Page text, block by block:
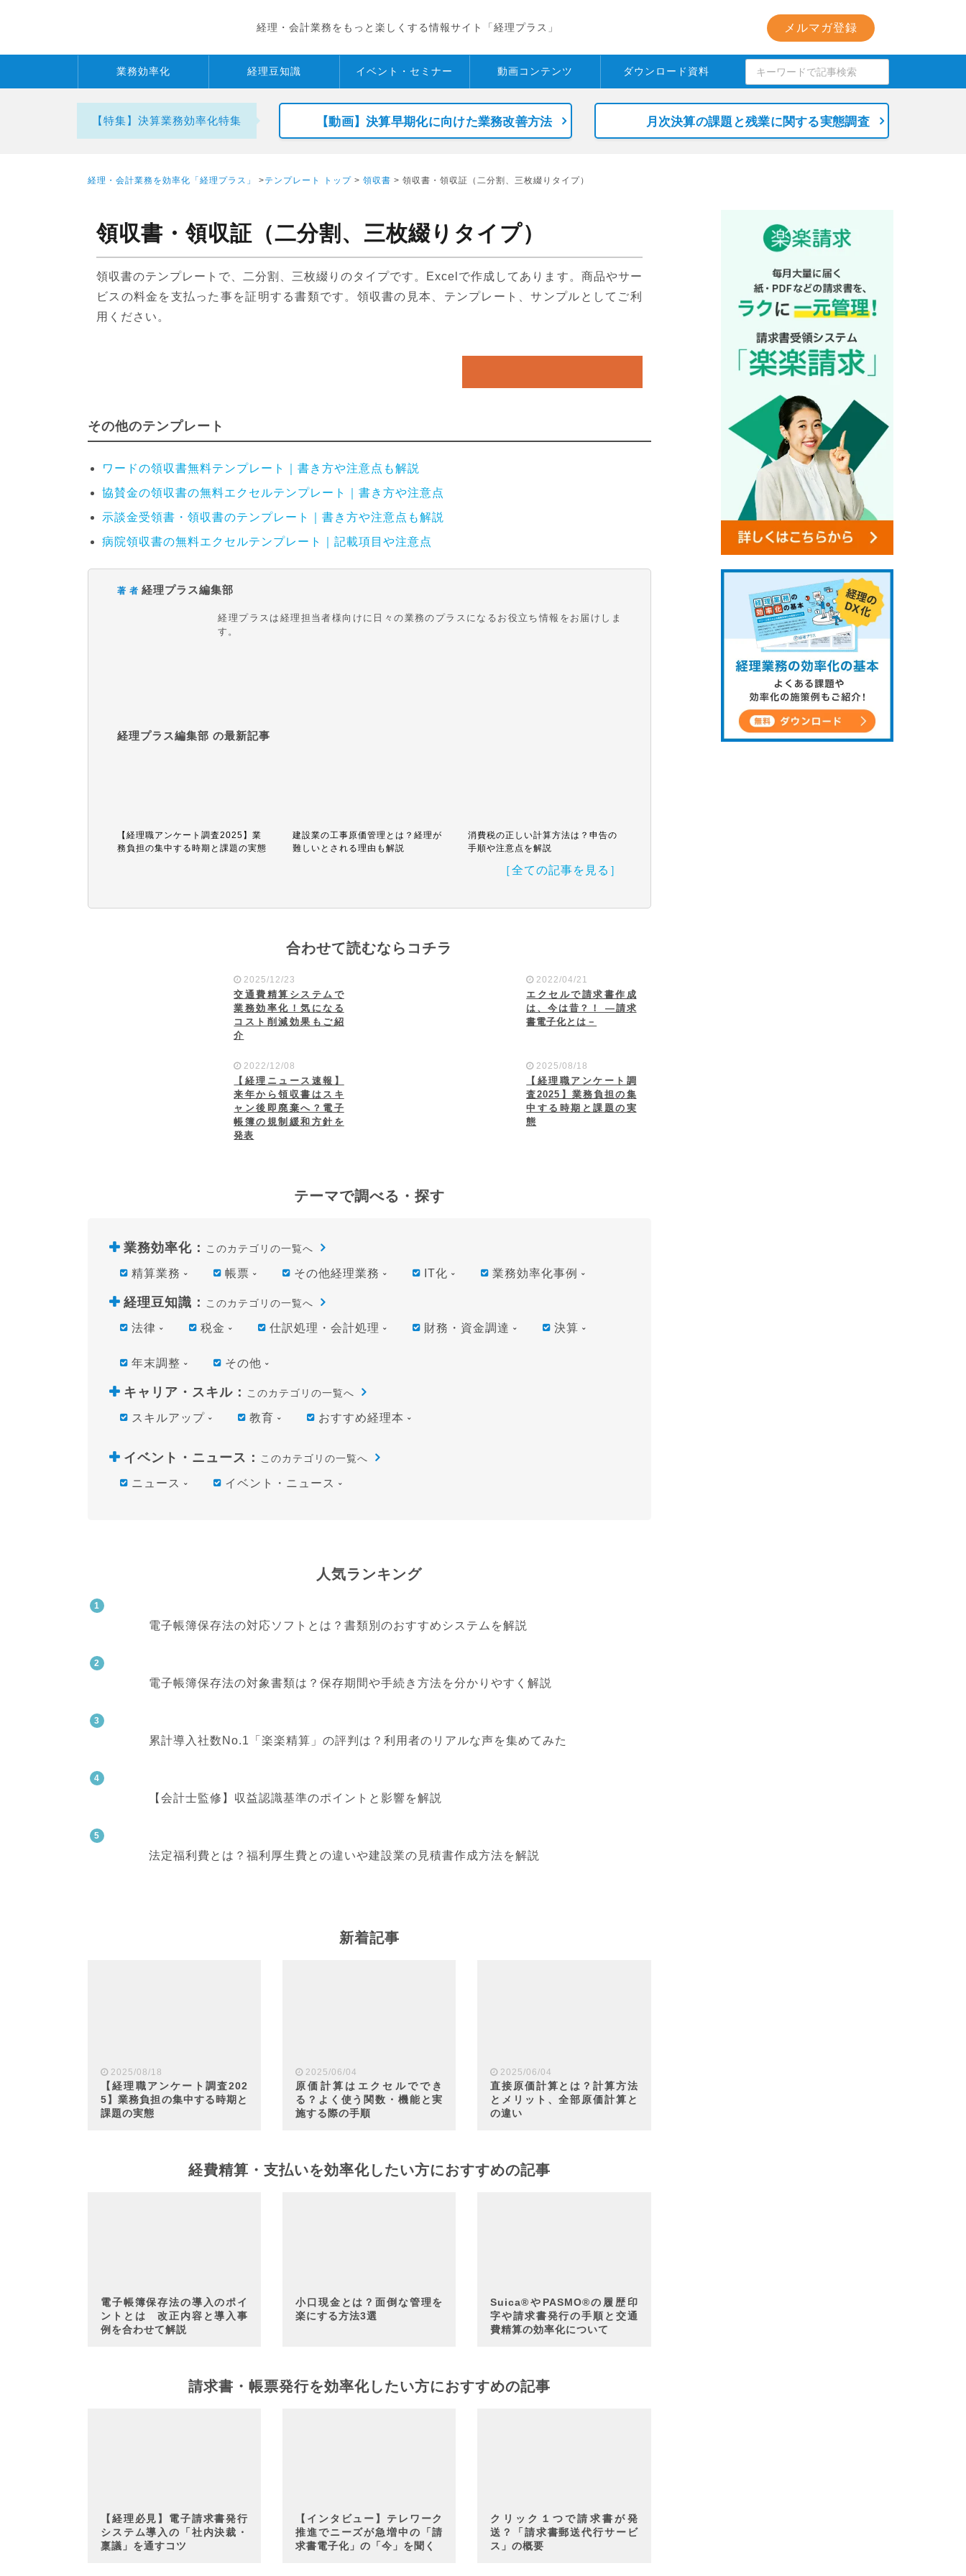
経理・会計業務をもっと楽しくする情報サイト「経理プラス」 メルマガ登録
業務効率化 経理豆知識 イベント・ セミナー 動画コンテンツ ダウンロード資料
【特集】決算業務効率化特集 【動画】決算早期化に向けた業務改善方法 月次決算の課題と残業に関する実態調査
経理・会計業務を効率化「経理プラス」 >テンプレート トップ > 領収書 > 領収書・領収証（二分割、三枚綴りタイプ）
領収書・領収証（二分割、三枚綴りタイプ）
領収書のテンプレートで、二分割、三枚綴りのタイプです。Excelで作成してあります。商品やサー
ビスの料金を支払った事を証明する書類です。領収書の見本、テンプレート、サンプルとしてご利
用ください。
その他のテンプレート
ワードの領収書無料テンプレート｜書き方や注意点も解説
協賛金の領収書の無料エクセルテンプレート｜書き方や注意点
示談金受領書・領収書のテンプレート｜書き方や注意点も解説
病院領収書の無料エクセルテンプレート｜記載項目や注意点
著 者 経理プラス編集部
経理プラスは経理担当者様向けに日々の業務のプラスになるお役立ち情報をお届けしま
す。
経理プラス編集部 の最新記事
【経理職アンケート調査2025】業
務負担の集中する時期と課題の実態
建設業の工事原価管理とは？経理が
難しいとされる理由も解説
消費税の正しい計算方法は？申告の
手順や注意点を解説
［全ての記事を見る］
合わせて読むならコチラ
2025/12/23
交通費精算システムで
業務効率化！気になる
コスト削減効果もご紹
介
2022/04/21
エクセルで請求書作成
は、今は昔？！ ―請求
書電子化とは－
2022/12/08
【経理ニュース速報】
来年から領収書はスキ
ャン後即廃棄へ？電子
帳簿の規制緩和方針を
発表
2025/08/18
【経理職アンケート調
査2025】業務負担の集
中する時期と課題の実
態
テーマで調べる・探す
業務効率化 ： このカテゴリの一覧へ
精算業務 帳票 その他経理業務 IT化 業務効率化事例
経理豆知識 ： このカテゴリの一覧へ
法律 税金 仕訳処理・会計処理 財務・資金調達 決算
年末調整 その他
キャリア・スキル ： このカテゴリの一覧へ
スキルアップ 教育 おすすめ経理本
イベント・ニュース ： このカテゴリの一覧へ
ニュース イベント・ニュース
人気ランキング
電子帳簿保存法の対応ソフトとは？書類別のおすすめシステムを解説
電子帳簿保存法の対象書類は？保存期間や手続き方法を分かりやすく解説
累計導入社数No.1「楽楽精算」の評判は？利用者のリアルな声を集めてみた
【会計士監修】収益認識基準のポイントと影響を解説
法定福利費とは？福利厚生費との違いや建設業の見積書作成方法を解説
新着記事
2025/08/18
【経理職アンケート調査202
5】業務負担の集中する時期と
課題の実態
2025/06/04
原価計算はエクセルででき
る？よく使う関数・機能と実
施する際の手順
2025/06/04
直接原価計算とは？計算方法
とメリット、全部原価計算と
の違い
経費精算・支払いを効率化したい方におすすめの記事
電子帳簿保存法の導入のポイ
ントとは 改正内容と導入事
例を合わせて解説
小口現金とは？面倒な管理を
楽にする方法3選
Suica®やPASMO®の履歴印
字や請求書発行の手順と交通
費精算の効率化について
請求書・帳票発行を効率化したい方におすすめの記事
【経理必見】電子請求書発行
システム導入の「社内決裁・
稟議」を通すコツ
【インタビュー】テレワーク
推進でニーズが急増中の「請
求書電子化」の「今」を聞く
クリック１つで請求書が発
送？「請求書郵送代行サービ
ス」の概要